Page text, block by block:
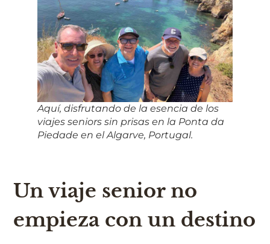
Aquí, disfrutando de la esencia de los
viajes seniors sin prisas en la Ponta da
Piedade en el Algarve, Portugal.
Un viaje senior no
empieza con un destino